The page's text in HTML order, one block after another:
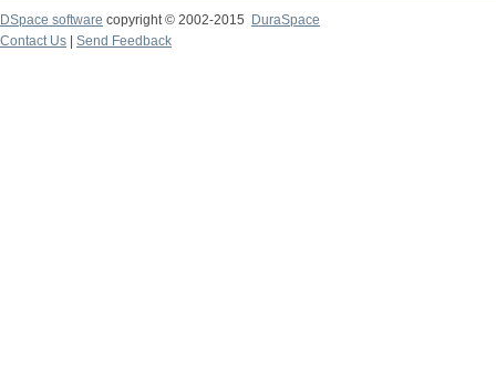
DSpace software copyright © 2002-2015
DuraSpace
Contact Us
Send Feedback